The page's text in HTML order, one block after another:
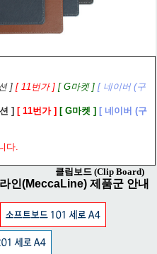
] [ 11번가] [ G마켓] [ 네이버 (구
] [ 11번가] [ G마켓 ] [ 네이버 (구
다.
클립보드 (Clip Board)
인(MeccaLine) 제품군 안내